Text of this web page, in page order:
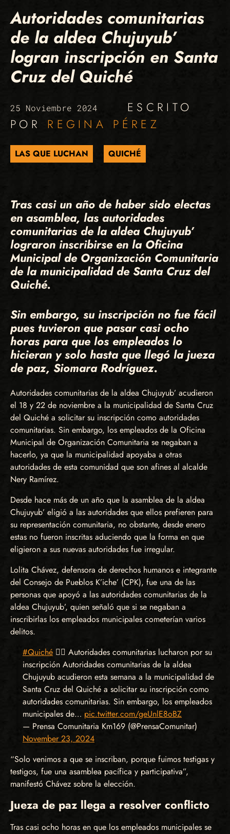
Autoridades comunitarias
de la aldea Chujuyub’
logran inscripción en Santa
Cruz del Quiché
25 Noviembre 2024
ESCRITO
POR REGINA PÉREZ
LAS QUE LUCHAN QUICHÉ
Tras casi un año de haber sido electas
en asamblea, las autoridades
comunitarias de la aldea Chujuyub’
lograron inscribirse en la Oficina
Municipal de Organización Comunitaria
de la municipalidad de Santa Cruz del
Quiché.
Sin embargo, su inscripción no fue fácil
pues tuvieron que pasar casi ocho
horas para que los empleados lo
hicieran y solo hasta que llegó la jueza
de paz, Siomara Rodríguez.
Autoridades comunitarias de la aldea Chujuyub’ acudieron
el 18 y 22 de noviembre a la municipalidad de Santa Cruz
del Quiché a solicitar su inscripción como autoridades
comunitarias. Sin embargo, los empleados de la Oficina
Municipal de Organización Comunitaria se negaban a
hacerlo, ya que la municipalidad apoyaba a otras
autoridades de esta comunidad que son afines al alcalde
Nery Ramírez.
Desde hace más de un año que la asamblea de la aldea
Chujuyub’ eligió a las autoridades que ellos prefieren para
su representación comunitaria, no obstante, desde enero
estas no fueron inscritas aduciendo que la forma en que
eligieron a sus nuevas autoridades fue irregular.
Lolita Chávez, defensora de derechos humanos e integrante
del Consejo de Pueblos K’iche’ (CPK), fue una de las
personas que apoyó a las autoridades comunitarias de la
aldea Chujuyub’, quien señaló que si se negaban a
inscribirlas los empleados municipales cometerían varios
delitos.
#Quiché ✊🏽 Autoridades comunitarias lucharon por su
inscripción Autoridades comunitarias de la aldea
Chujuyub acudieron esta semana a la municipalidad de
Santa Cruz del Quiché a solicitar su inscripción como
autoridades comunitarias. Sin embargo, los empleados
municipales de… pic.twitter.com/geUnlE8oBZ
— Prensa Comunitaria Km169 (@PrensaComunitar)
November 23, 2024
“Solo venimos a que se inscriban, porque fuimos testigas y
testigos, fue una asamblea pacífica y participativa”,
manifestó Chávez sobre la elección.
Jueza de paz llega a resolver conflicto
Tras casi ocho horas en que los empleados municipales se